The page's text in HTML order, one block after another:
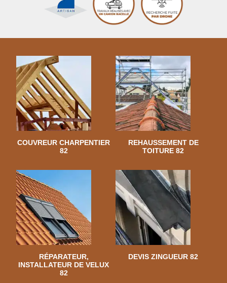
COUVREUR CHARPENTIER
82
REHAUSSEMENT DE
TOITURE 82
RÉPARATEUR,
INSTALLATEUR DE VELUX
82
DEVIS ZINGUEUR 82